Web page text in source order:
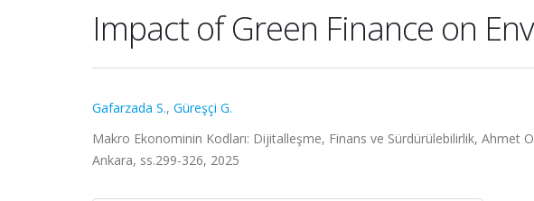
Impact of Green Finance on
Gafarzada S., Güreşçi G.
Makro Ekonominin Kodları: Dijitalleşme, Finans ve Sürdürülebilirlik, Ahmet
Ankara, ss.299-326, 2025